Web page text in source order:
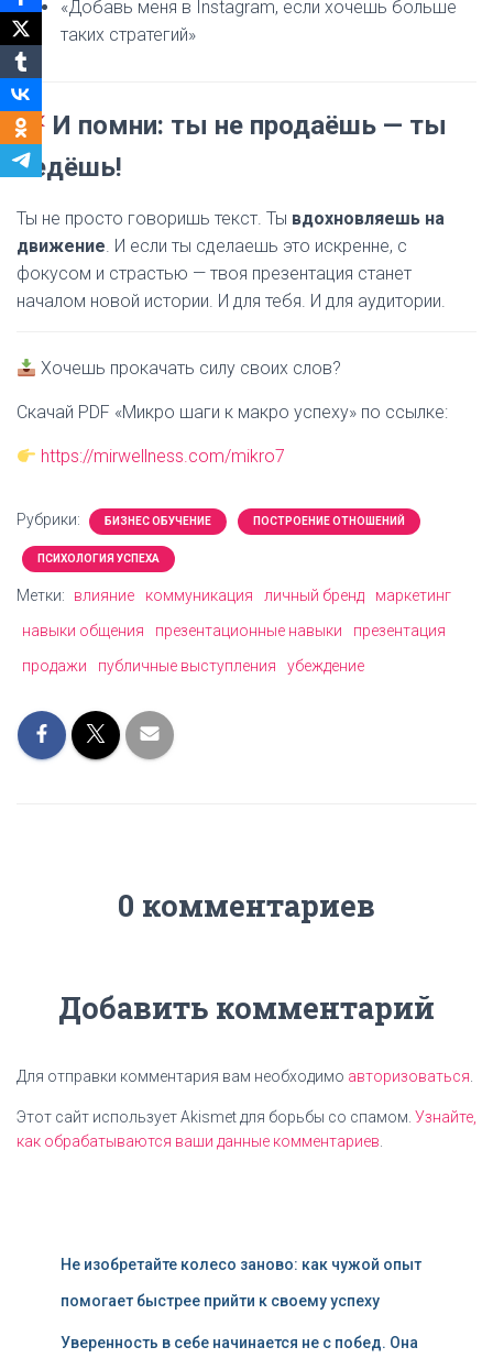
«Добавь меня в Instagram, если хочешь больше
таких стратегий»
И помни: ты не продаёшь — ты
ведёшь!
Ты не просто говоришь текст. Ты вдохновляешь на
движение. И если ты сделаешь это искренне, с
фокусом и страстью — твоя презентация станет
началом новой истории. И для тебя. И для аудитории.
Хочешь прокачать силу своих слов?
Скачай PDF «Микро шаги к макро успеху» по ссылке:
https://mirwellness.com/mikro7
Рубрики: БИЗНЕС ОБУЧЕНИЕ ПОСТРОЕНИЕ ОТНОШЕНИЙ
ПСИХОЛОГИЯ УСПЕХА
Метки: влияние коммуникация личный бренд
маркетинг
навыки общения
презентационные навыки
презентация
продажи
публичные выступления убеждение
0 комментариев
Добавить комментарий
Для отправки комментария вам необходимо авторизоваться
Этот сайт использует Akismet для борьбы со спамом. Узнайте,
как обрабатываются ваши данные комментариев
Не изобретайте колесо заново: как чужой опыт
помогает быстрее прийти к своему успеху
Уверенность в себе начинается не с побед. Она